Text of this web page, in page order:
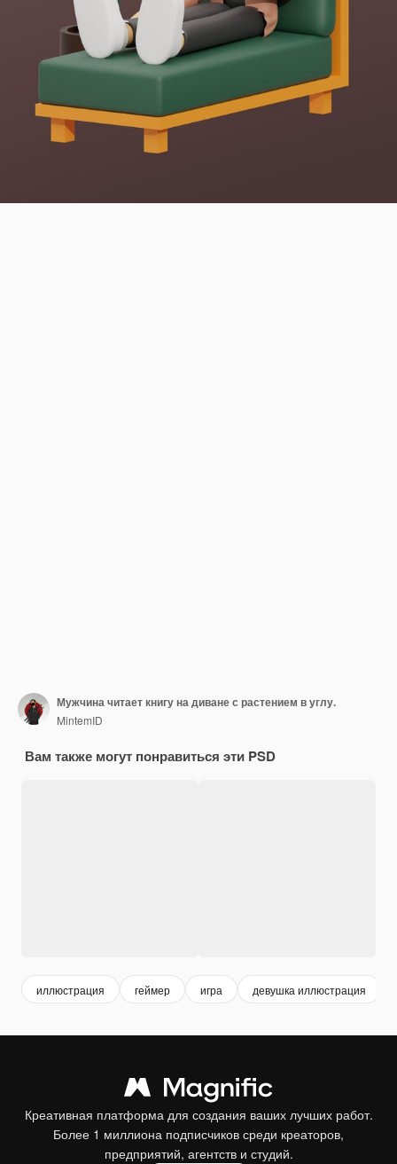
Мужчина читает книгу на диване с растением в углу.
MintemID
Вам также могут понравиться эти PSD
иллюстрация геймер игра девушка иллюстрация
Креативная платформа для создания ваших лучших работ.
Более 1 миллиона подписчиков среди креаторов,
предприятий, агентств и студий.